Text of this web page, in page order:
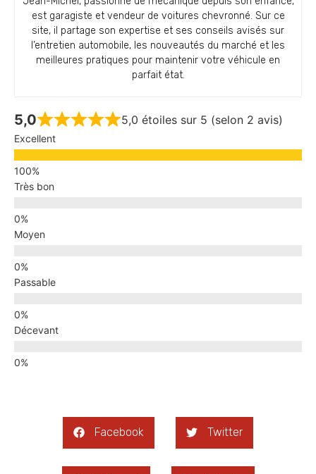
est garagiste et vendeur de voitures chevronné. Sur ce
site, il partage son expertise et ses conseils avisés sur
l’entretien automobile, les nouveautés du marché et les
meilleures pratiques pour maintenir votre véhicule en
parfait état.
5,0 5,0 étoiles sur 5 (selon 2 avis)
Excellent
Très bon
Moyen
Passable
Décevant
Facebook Twitter